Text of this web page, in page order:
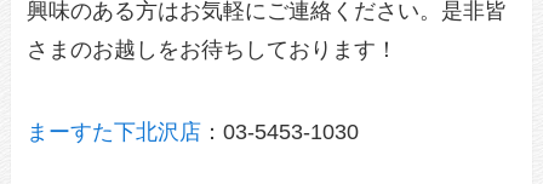
興味のある方はお気軽にご連絡ください。是非皆
さまのお越しをお待ちしております！
まーすた下北沢店 ：03-5453-1030